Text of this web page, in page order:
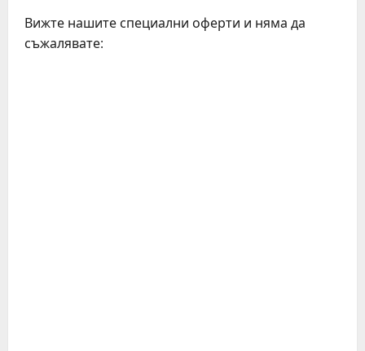
Вижте нашите специални оферти и няма да
съжалявате: